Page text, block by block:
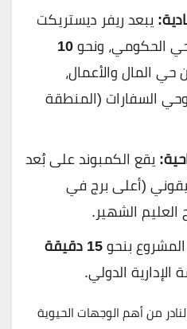
يبعد ريفر ديستريكت
الحكومي، ونحو10
المال والأعمال،
السفارات (المنطقة
يقع الكمبوند على بُعد
(أعلى برج في
العليم الشهير.
بنحو15 دقيقة
الدولي.
من أهم الوجهات الحيوية